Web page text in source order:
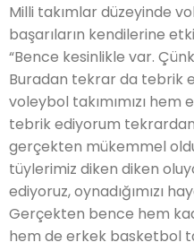
Milli takımlar düzeyinde
başarıların kendilerine
“Bence kesinlikle var.
Buradan tekrar da tebrik
voleybol takımımızı hem
tebrik ediyorum
gerçekten mükemmel
tüylerimiz diken diken
ediyoruz, oynadığımızı
Gerçekten bence hem
hem de erkek basketbol